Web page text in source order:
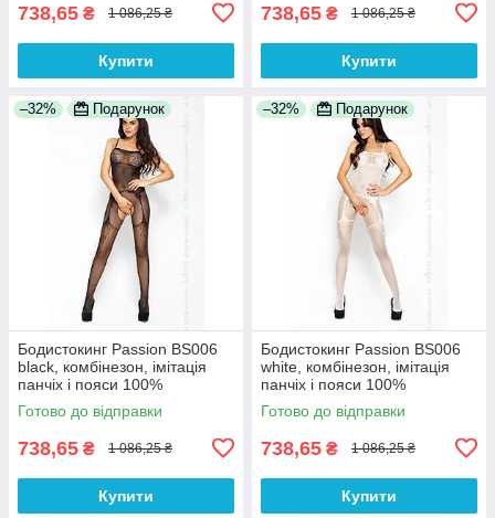
738,65 ₴ 1 086,25 ₴
Купити
738,65 ₴ 1 086,25 ₴
Купити
–32% Подарунок
Бодистокинг Passion BS006
black, комбінезон, імітація
панчіх і пояси 100%
Анонімності
Готово до відправки
738,65 ₴ 1 086,25 ₴
Купити
–32% Подарунок
Бодистокинг Passion BS006
white, комбінезон, імітація
панчіх і пояси 100%
Анонімності
Готово до відправки
738,65 ₴ 1 086,25 ₴
Купити